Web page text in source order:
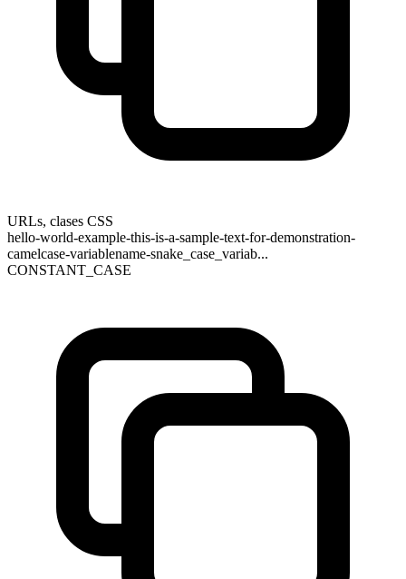
URLs, clases CSS
hello-world-example-this-is-a-sample-text-for-demonstration-
camelcase-variablename-snake_case_variab...
CONSTANT_CASE